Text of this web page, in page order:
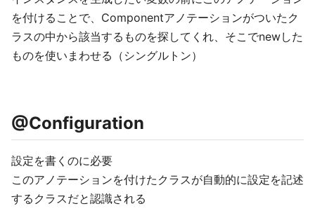
を付けることで、Componentアノテーションがついたク
ラスの中から該当するものを探してくれ、そこでnewした
ものを使いまわせる（シングルトン）
@Configuration
設定を書くのに必要
このアノテーションを付けたクラスが自動的に設定を記述
するクラスだと認識される